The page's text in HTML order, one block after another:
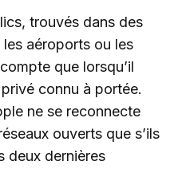
trouvés dans des
aéroports ou les
que lorsqu’il
connu à portée.
ne se reconnecte
ouverts que s’ils
deux dernières